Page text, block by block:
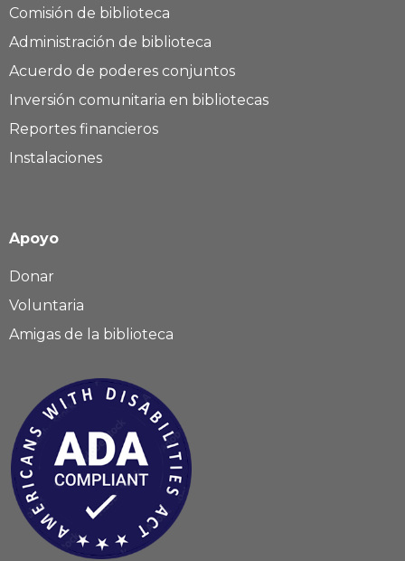
Comisión de biblioteca
Administración de biblioteca
Acuerdo de poderes conjuntos
Inversión comunitaria en bibliotecas
Reportes financieros
Instalaciones
Apoyo
Donar
Voluntaria
Amigas de la biblioteca